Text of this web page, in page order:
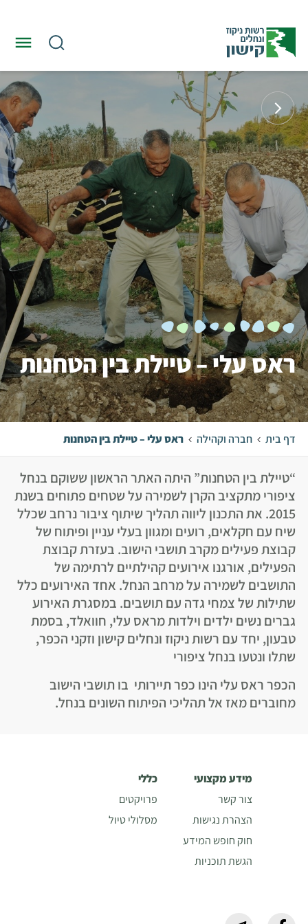
ראס עלי – טיילת בין הטחנות
דף בית חברה וקהילה ראס עלי – טיילת בין הטחנות
“טיילת בין הטחנות” היתה האתר הראשון ששוקם בנחל
ציפורי מתקציב הקרן לשמירה על שטחים פתוחים בשנת
2015. את התכנון ליווה תהליך שיתוף ציבור נרחב שכלל
שיח עם חקלאים, רועים ומגוון בעלי עניין ופיתוח של
קבוצת פעילים מקרב תושבי הישוב. בעזרת קבוצת
הפעילים, אורגנו אירועים קהילתיים לרתימה של
התושבים לשמירה על מרחב הנחל. אחד האירועים כלל
שתילות של צמחי גדה עם תושבים. במסגרת האירוע
גברים נשים ילדים וילדות מראס עלי, חוואלד, בסמת
טבעון, יחד עם רשות ניקוז ונחלים קישון וזקני הכפר,
שתלו ונטעו בנחל ציפורי
הכפר ראס עלי הינו כפר תיירותי בו תושבי הישוב
מחוברים מאז אל תהליכי הפיתוח השונים בנחל.
כללי
פרויקטים
מסלולי טיול
מידע מקצועי
צור קשר
הצהרת נגישות
חוק חופש המידע
הגשת תוכניות